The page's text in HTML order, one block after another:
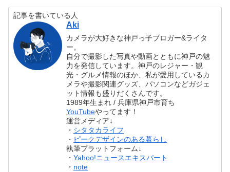
記事を書いている人
Aki
カメラが大好きな神戸っ子ブロガー&ライタ
ー。
自分で撮影した写真や動画とともに神戸の魅
力を発信しています。神戸のレジャー・観
光・グルメ情報のほか、私が愛用しているカ
メラや撮影関連グッズ、パソコンなどガジェ
ット情報も盛りだくさんです。
1989年生まれ / 兵庫県神戸市育ち
YouTubeやってます！
運営メディア↓
・ シタタカライフ
・ ピークデザインのある暮らし
執筆プラットフォーム↓
・Yahoo!ニュースエキスパート
・ note